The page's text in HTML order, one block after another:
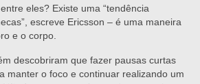
eles? Existe uma “tendência
escreve Ericsson – é uma maneira
e o corpo.
descobriram que fazer pausas curtas
manter o foco e continuar realizando um